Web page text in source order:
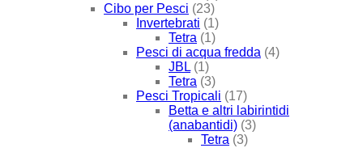
Cibo per Pesci (23)
Invertebrati (1)
Tetra (1)
Pesci di acqua fredda (4)
JBL (1)
Tetra (3)
Pesci Tropicali (17)
Betta e altri labirintidi
(anabantidi) (3)
Tetra (3)